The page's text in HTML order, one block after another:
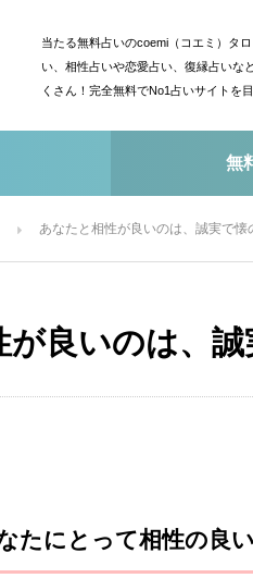
当たる無料占いのcoemi（コエミ）タ
い、相性占いや恋愛占い、復縁占いな
くさん！完全無料でNo1占いサイトを
無
あなたと相性が良いのは、誠実で懐
良いのは、誠
たにとって相性の良